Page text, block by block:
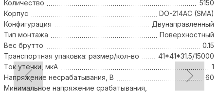
Количество
5150
Корпус
DO-214AC (SMA)
Конфигурация
Двунаправленный
Тип монтажа
Поверхностный
Вес брутто
0.15
Транспортная упаковка: размер/кол-во
41*41*31.5/15000
Ток утечки, мкА
1
Напряжение несрабатывания, В
60
Минимальное напряжение срабатывания,